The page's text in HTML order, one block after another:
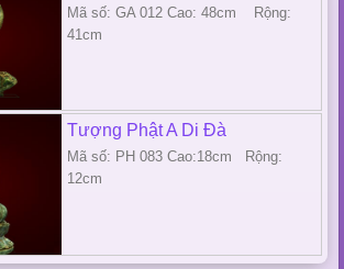
Mã số: GA 012 Cao: 48cm Rộng:
41cm
Tượng Phật A Di Đà
Mã số: PH 083 Cao:18cm Rộng:
12cm